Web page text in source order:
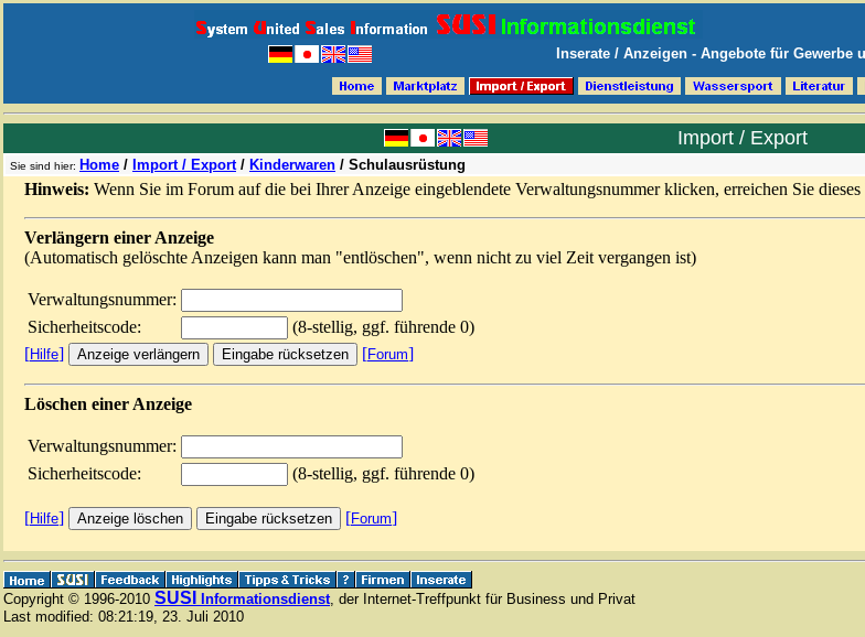
Inserate / Anzeigen - Angebote für Gewerbe
Import / Export
Sie sind hier: Home / Import / Export/ Kinderwaren / Schulausrüstung
Hinweis: Wenn Sie im Forum auf die bei Ihrer Anzeige eingeblendete Verwaltungsnummer klicken, erreichen Sie
Verlängern einer Anzeige
(Automatisch gelöschte Anzeigen kann man "entlöschen", wenn nicht zu viel Zeit vergangen ist)
Verwaltungsnummer:
Sicherheitscode:
(8-stellig, ggf. führende 0)
[Hilfe] [Forum]
Löschen einer Anzeige
Verwaltungsnummer:
Sicherheitscode:
(8-stellig, ggf. führende 0)
[Hilfe] [Forum]
Copyright © 1996-2010 SUSI Informationsdienst, der Internet-Treffpunkt für Business und Privat
Last modified: 08:21:19, 23. Juli 2010